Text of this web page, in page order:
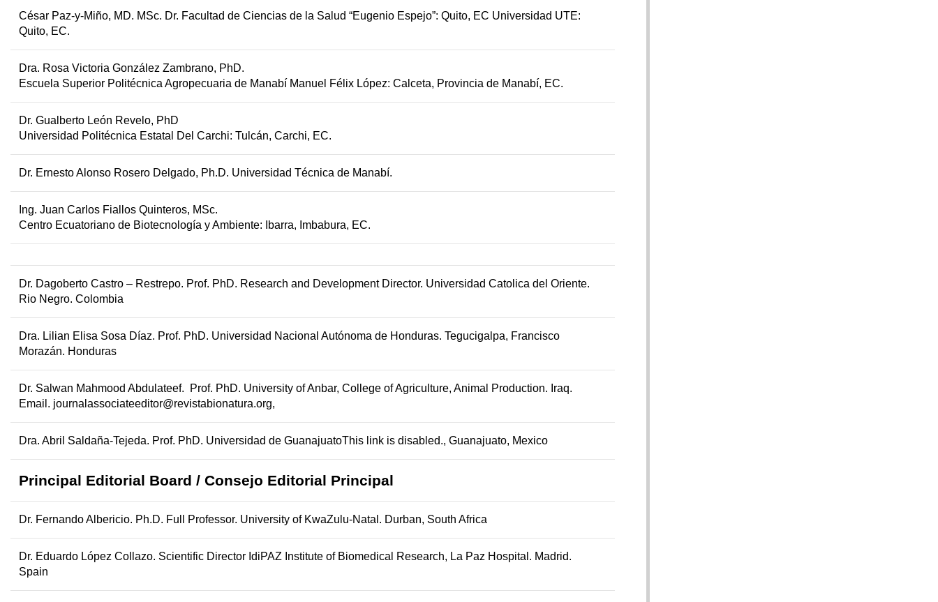
César Paz-y-Miño, MD. MSc. Dr. Facultad de Ciencias de la Salud “Eugenio Espejo”: Quito, EC Universidad UTE:
Quito, EC.
Dra. Rosa Victoria González Zambrano, PhD.
Escuela Superior Politécnica Agropecuaria de Manabí Manuel Félix López: Calceta, Provincia de Manabí, EC.
Dr. Gualberto León Revelo, PhD
Universidad Politécnica Estatal Del Carchi: Tulcán, Carchi, EC.
Dr. Ernesto Alonso Rosero Delgado, Ph.D. Universidad Técnica de Manabí.
Ing. Juan Carlos Fiallos Quinteros, MSc.
Centro Ecuatoriano de Biotecnología y Ambiente: Ibarra, Imbabura, EC.
Dr. Dagoberto Castro – Restrepo. Prof. PhD. Research and Development Director. Universidad Catolica del Oriente.
Rio Negro. Colombia
Dra. Lilian Elisa Sosa Díaz. Prof. PhD. Universidad Nacional Autónoma de Honduras. Tegucigalpa, Francisco
Morazán. Honduras
Dr. Salwan Mahmood Abdulateef. Prof. PhD. University of Anbar, College of Agriculture, Animal Production. Iraq.
Email. journalassociateeditor@revistabionatura.org,
Dra. Abril Saldaña-Tejeda. Prof. PhD. Universidad de GuanajuatoThis link is disabled., Guanajuato, Mexico
Principal Editorial Board / Consejo Editorial Principal
Dr. Fernando Albericio. Ph.D. Full Professor. University of KwaZulu-Natal. Durban, South Africa
Dr. Eduardo López Collazo. Scientific Director IdiPAZ Institute of Biomedical Research, La Paz Hospital. Madrid.
Spain